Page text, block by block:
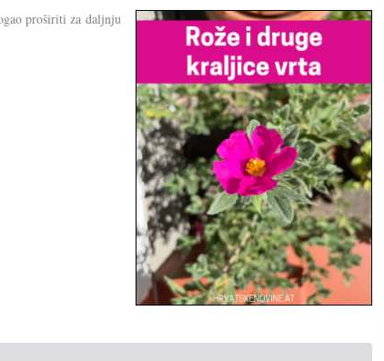
proširiti za daljnju